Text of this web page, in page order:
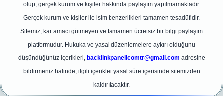
olup, gerçek kurum ve kişiler hakkında paylaşım yapılmamaktadır.
Gerçek kurum ve kişiler ile isim benzerlikleri tamamen tesadüfidir.
Sitemiz, kar amacı gütmeyen ve tamamen ücretsiz bir bilgi paylaşım
platformudur. Hukuka ve yasal düzenlemelere aykırı olduğunu
düşündüğünüz içerikleri, backlinkpanelicomtr@gmail.com adresine
bildirmeniz halinde, ilgili içerikler yasal süre içerisinde sitemizden
kaldırılacaktır.